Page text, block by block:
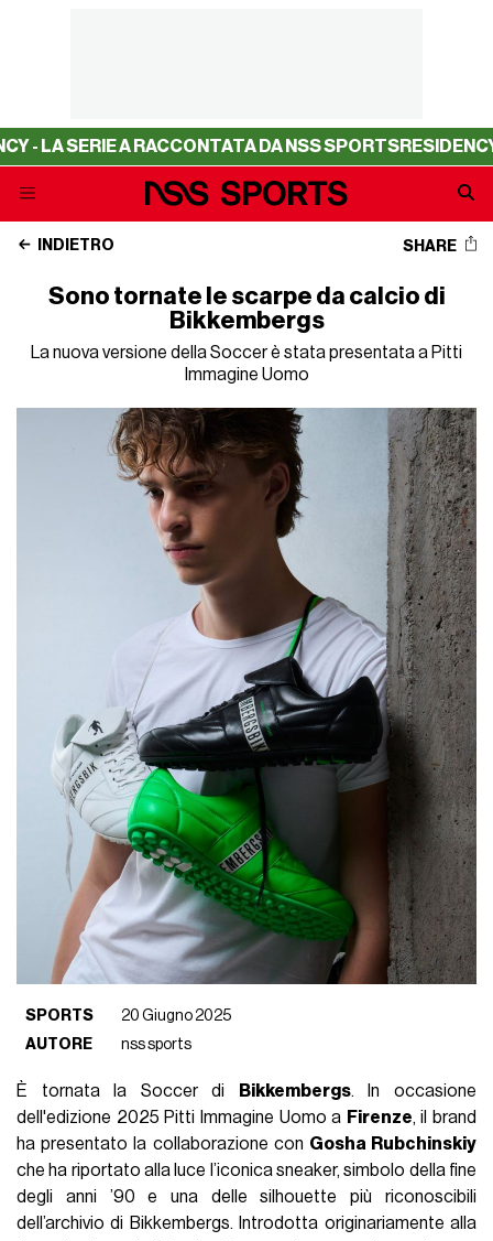
SERIE A RACCONTATA DA NSS SPORTSRESIDENCY - LA
INDIETRO SHARE
Sono tornate le scarpe da calcio di
Bikkembergs
La nuova versione della Soccer è stata presentata a Pitti
Immagine Uomo
SPORTS
20 Giugno 2025
AUTORE
nss sports
È tornata la Soccer di Bikkembergs. In occasione
dell'edizione 2025 Pitti Immagine Uomo a Firenze, il brand
ha presentato la collaborazione con Gosha Rubchinskiy
che ha riportato alla luce l’iconica sneaker, simbolo della fine
degli anni ’90 e una delle silhouette più riconoscibili
dell’archivio di Bikkembergs. Introdotta originariamente alla